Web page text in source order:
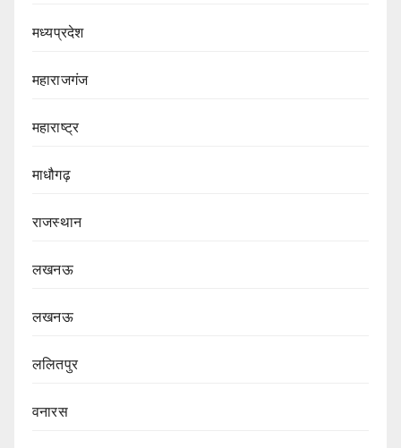
मध्यप्रदेश
महाराजगंज
महाराष्ट्र
माधौगढ़
राजस्थान
लखनऊ
लखनऊ
ललितपुर
वनारस